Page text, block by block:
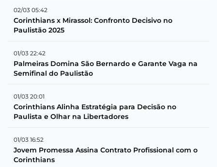
02/03 05:42
Corinthians x Mirassol: Confronto Decisivo no
Paulistão 2025
01/03 22:42
Palmeiras Domina São Bernardo e Garante Vaga na
Semifinal do Paulistão
01/03 20:01
Corinthians Alinha Estratégia para Decisão no
Paulista e Olhar na Libertadores
01/03 16:52
Jovem Promessa Assina Contrato Profissional com o
Corinthians